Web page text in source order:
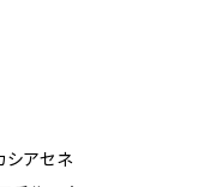
シアセネ